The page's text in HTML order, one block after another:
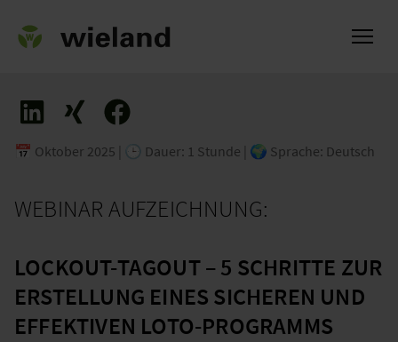
📅 Oktober 2025 | 🕒 Dauer: 1 Stunde | 🌍 Sprache: Deutsch
WEBINAR AUFZEICHNUNG:
LOCKOUT-TAGOUT – 5 SCHRITTE ZUR
ERSTELLUNG EINES SICHEREN UND
EFFEKTIVEN LOTO-PROGRAMMS